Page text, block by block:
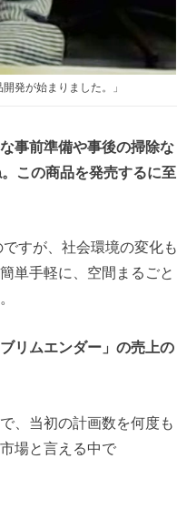
発が始まりました。」
事前準備や事後の掃除な
この商品を発売するに至
すが、社会環境の変化も
単手軽に、空間まるごと
リムエンダー」の売上の
、当初の計画数を何度も
場と言える中で